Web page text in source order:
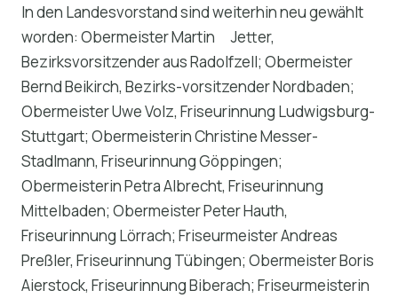
In den Landesvorstand sind weiterhin neu gewählt
worden: Obermeister Martin Jetter,
Bezirksvorsitzender aus Radolfzell; Obermeister
Bernd Beikirch, Bezirks-vorsitzender Nordbaden;
Obermeister Uwe Volz, Friseurinnung Ludwigsburg-
Stuttgart; Obermeisterin Christine Messer-
Stadlmann, Friseurinnung Göppingen;
Obermeisterin Petra Albrecht, Friseurinnung
Mittelbaden; Obermeister Peter Hauth,
Friseurinnung Lörrach; Friseurmeister Andreas
Preßler, Friseurinnung Tübingen; Obermeister Boris
Aierstock, Friseurinnung Biberach; Friseurmeisterin